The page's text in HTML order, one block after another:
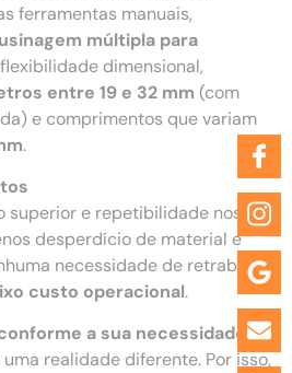
ferramentas manuais,
múltipla para
dimensional,
entre 19 e 32 mm (com
e comprimentos que variam
.
superior e repetibilidade nos
desperdício de material e
necessidade de retrabalho,
custo operacional.
a sua necessidade
realidade diferente. Por isso,